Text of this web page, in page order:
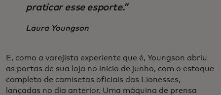
praticar esse esporte.”
Laura Youngson
E, como a varejista experiente que é, Youngson abriu
as portas de sua loja no início de junho, com o estoque
completo de camisetas oficiais das Lionesses,
lançadas no dia anterior. Uma máquina de prensa